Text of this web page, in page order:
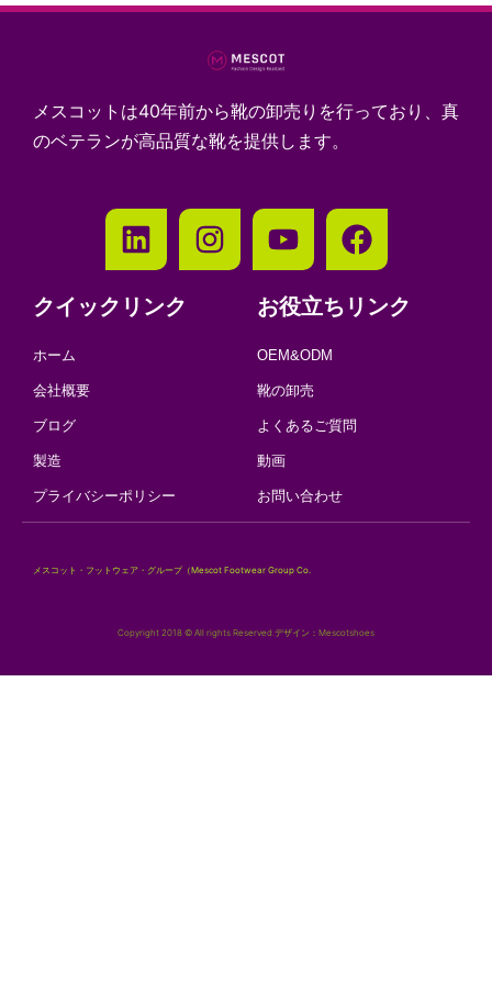
メスコットは40年前から靴の卸売りを行っており、真
のベテランが高品質な靴を提供します。
クイックリンク
ホーム
会社概要
ブログ
製造
プライバシーポリシー
お役立ちリンク
OEM&ODM
靴の卸売
よくあるご質問
動画
お問い合わせ
メスコット・フットウェア・グループ（Mescot Footwear Group Co.
Copyright 2018 © All rights Reserved.デザイン：Mescotshoes